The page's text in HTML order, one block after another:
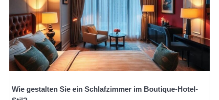
Wie gestalten Sie ein Schlafzimmer im Boutique-Hotel-